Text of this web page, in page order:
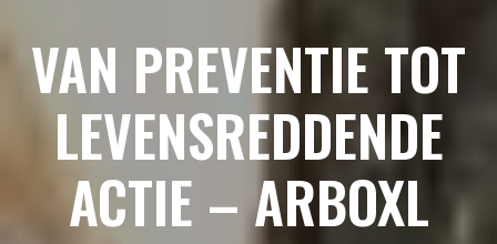
VAN PREVENTIE TOT
LEVENSREDDENDE
ACTIE – ARBOXL